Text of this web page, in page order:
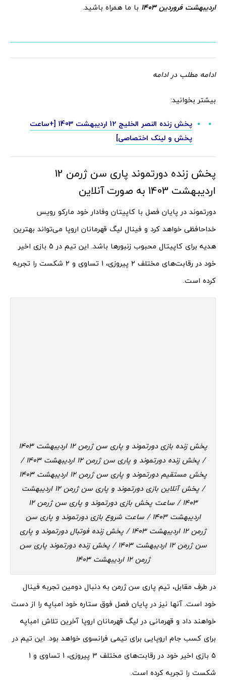
اردیبهشت فروردین 1403
با ما همراه باشید.
ادامه مطلب در ادامه
بیشتر بخوانید:
پخش زنده النصر الخلیج 12 اردیبهشت 1403 [+ساعت
پخش و لینک اختصاصی]
پخش زنده دورتموند پاری سن ژرمن 12
اردیبهشت 1403 به صورت آنلاین
دورتموند در پایان فصل با کاپیتان وفادار خود مارکو رویس
خداحافظی خواهد کرد و فینال لیگ قهرمانان اروپا می‌تواند بهترین
هدیه برای کاپیتال محبوب زنبورها باشد. این تیم در 5 بازی اخیر
خود در رقابت‌های مختلف 2 پیروزی، 1 تساوی و 2 شکست را تجربه
کرده است.
پخش زنده بازی دورتموند و پاری سن ژرمن 12 اردیبهشت 1403
/ پخش زنده دورتموند و پاری سن ژرمن 12 اردیبهشت 1403 /
پخش مستقیم دورتموند و پاری سن ژرمن 12 اردیبهشت 1403
/ پخش آنلاین بازی دورتموند و پاری سن ژرمن 12 اردیبهشت
1403 / ساعت پخش بازی دورتموند و پاری سن ژرمن 12
اردیبهشت 1403 / ساعت شروع بازی دورتموند و پاری سن
ژرمن 12 اردیبهشت 1403 / پخش زنده فوتبال دورتموند و پاری
سن ژرمن 12 اردیبهشت 1403 / پخش زنده دورتموند پاری سن
ژرمن 12 اردیبهشت 1403
در طرف مقابل، تیم پاری سن ژرمن به دنبال دومین تجربه فینال
خود است. آنها نیز در پایان فصل فوق ستاره خود امباپه را از دست
خواهند داد و قهرمانی در لیگ قهرمانان اروپا آخرین تلاش امباپه
برای کسب جام اروپایی برای تیمی فرانسوی خواهد بود. این تیم در
5 بازی اخیر خود در رقابت‌های مختلف 3 پیروزی، 1 تساوی و 1
شکست را تجربه کرده است.